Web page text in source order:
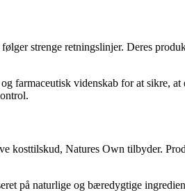
strenge retningslinjer. Deres
farmaceutisk videnskab for at sikre,
Natures Own tilbyder.
på naturlige og bæredygtige